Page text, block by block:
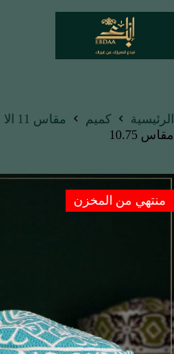
الرئيسية كميم مقاس 11 الا ربع
مقاس 10.75
منتهي من المخزن